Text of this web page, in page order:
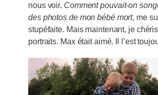
nous voir. Comment pouvait-on
des photos de mon bébé mort, me
stupéfaite. Mais maintenant, je
portraits. Max était aimé. Il l’est